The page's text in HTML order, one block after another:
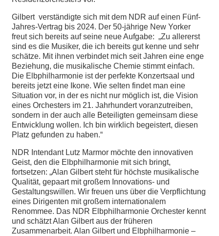
Gilbert verständigte sich mit dem NDR auf einen Fünf-
Jahres-Vertrag bis 2024. Der 50-jährige New Yorker
freut sich bereits auf seine neue Aufgabe: „Zu allererst
sind es die Musiker, die ich bereits gut kenne und sehr
schätze. Mit ihnen verbindet mich seit Jahren eine enge
Beziehung, die musikalische Chemie stimmt einfach.
Die Elbphilharmonie ist der perfekte Konzertsaal und
bereits jetzt eine Ikone. Wie selten findet man eine
Situation vor, in der es nicht nur möglich ist, die Vision
eines Orchesters im 21. Jahrhundert voranzutreiben,
sondern in der auch alle Beteiligten gemeinsam diese
Entwicklung wollen. Ich bin wirklich begeistert, diesen
Platz gefunden zu haben.“
NDR Intendant Lutz Marmor möchte den innovativen
Geist, den die Elbphilharmonie mit sich bringt,
fortsetzen: „Alan Gilbert steht für höchste musikalische
Qualität, gepaart mit großem Innovations- und
Gestaltungswillen. Wir freuen uns über die Verpflichtung
eines Dirigenten mit großem internationalem
Renommee. Das NDR Elbphilharmonie Orchester kennt
und schätzt Alan Gilbert aus der früheren
Zusammenarbeit. Alan Gilbert und Elbphilharmonie –